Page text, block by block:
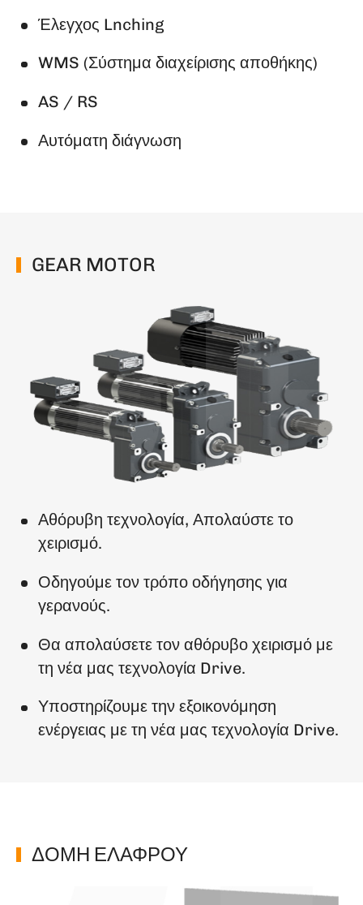
Έλεγχος Lnching
WMS (Σύστημα διαχείρισης αποθήκης)
AS / RS
Αυτόματη διάγνωση
GEAR MOTOR
Αθόρυβη τεχνολογία, Απολαύστε το
χειρισμό.
Οδηγούμε τον τρόπο οδήγησης για
γερανούς.
Θα απολαύσετε τον αθόρυβο χειρισμό με
τη νέα μας τεχνολογία Drive.
Υποστηρίζουμε την εξοικονόμηση
ενέργειας με τη νέα μας τεχνολογία Drive.
ΔΟΜΗ ΕΛΑΦΡΟΥ